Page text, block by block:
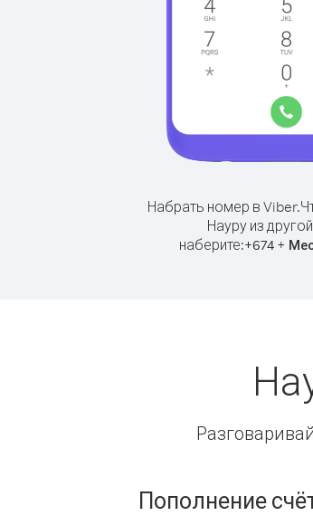
Набрать номер в Viber.
Науру из
наберите:+674 +
Пополнение